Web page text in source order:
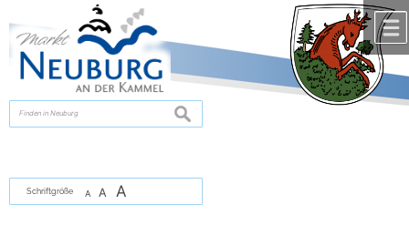
zur Navigationoder
springen.
suchen
Schriftgröße A A A